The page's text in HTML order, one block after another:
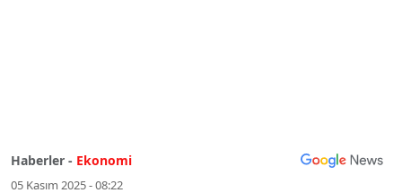
Haberler - Ekonomi
05 Kasım 2025 - 08:22